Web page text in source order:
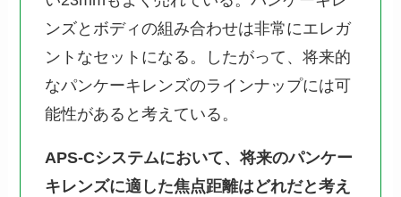
ンズとボディの組み合わせは非常にエレガ
ントなセットになる。したがって、将来的
なパンケーキレンズのラインナップには可
能性があると考えている。
APS-Cシステムにおいて、将来のパンケー
キレンズに適した焦点距離はどれだと考え